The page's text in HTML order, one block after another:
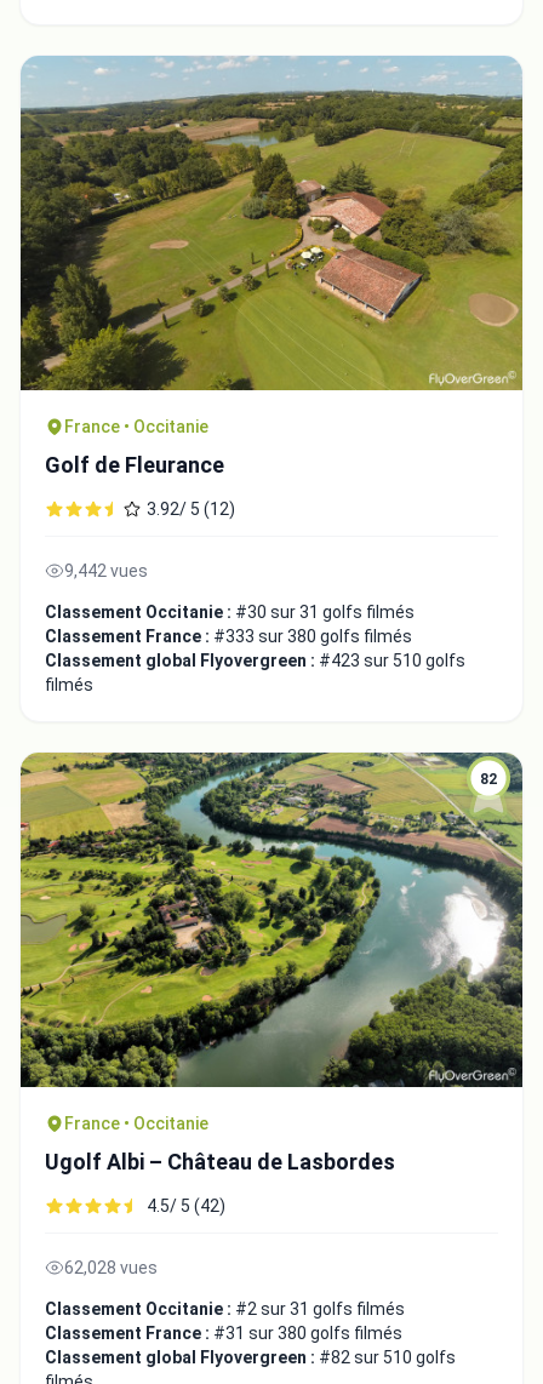
France • Occitanie
Golf de Fleurance
3.92/ 5 (12)
9,442 vues
Classement Occitanie : #30 sur 31 golfs filmés
Classement France : #333 sur 380 golfs filmés
Classement global Flyovergreen : #423 sur 510 golfs
filmés
82
France • Occitanie
Ugolf Albi – Château de Lasbordes
4.5/ 5 (42)
62,028 vues
Classement Occitanie : #2 sur 31 golfs filmés
Classement France : #31 sur 380 golfs filmés
Classement global Flyovergreen : #82 sur 510 golfs